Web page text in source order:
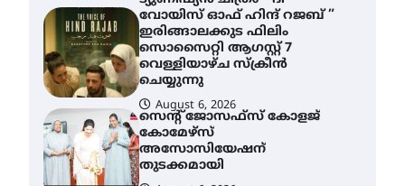
August 6, 2026
സെന്റ് ജോസഫ്സ് കോളജ്
കോമേഴ്‌സ്
അസോസിയേഷന്
തുടക്കമായി
കോമേഴ്സ്
എക്സ്പോയുമായി എസ്
എൻ ഹയർ സെക്കൻഡറി
വിദ്യാർത്ഥികൾ